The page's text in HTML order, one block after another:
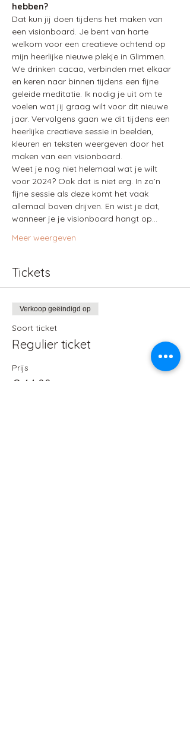
hebben?
Dat kun jij doen tijdens het maken van
een visionboard. Je bent van harte
welkom voor een creatieve ochtend op
mijn heerlijke nieuwe plekje in Glimmen.
We drinken cacao, verbinden met elkaar
en keren naar binnen tijdens een fijne
geleide meditatie. Ik nodig je uit om te
voelen wat jij graag wilt voor dit nieuwe
jaar. Vervolgens gaan we dit tijdens een
heerlijke creatieve sessie in beelden,
kleuren en teksten weergeven door het
maken van een visionboard.
Weet je nog niet helemaal wat je wilt
voor 2024? Ook dat is niet erg. In zo’n
fijne sessie als deze komt het vaak
allemaal boven drijven. En wist je dat,
wanneer je je visionboard hangt op…
Meer weergeven
Tickets
Verkoop geëindigd op
Soort ticket
Regulier ticket
Prijs
€ 44,00